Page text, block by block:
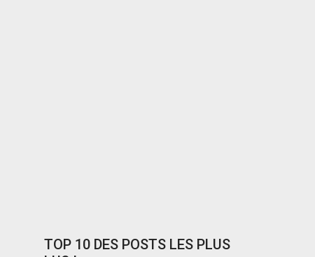
TOP 10 DES POSTS LES PLUS